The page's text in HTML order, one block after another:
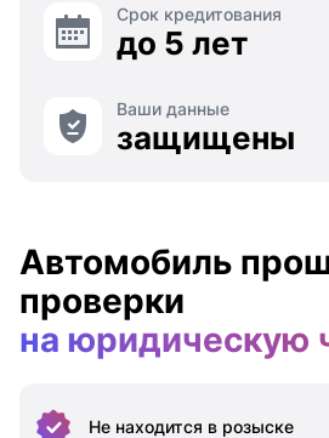
Срок кредитования
до 5 лет
Ваши данные
защищены
Автомобиль
проверки
на юридическую
Не находится в розыске